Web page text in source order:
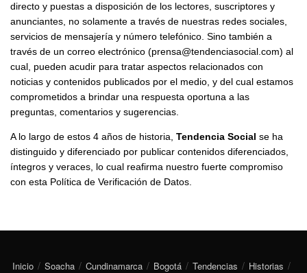
directo y puestas a disposición de los lectores, suscriptores y
anunciantes, no solamente a través de nuestras redes sociales,
servicios de mensajería y número telefónico. Sino también a
través de un correo electrónico (prensa@tendenciasocial.com) al
cual, pueden acudir para tratar aspectos relacionados con
noticias y contenidos publicados por el medio, y del cual estamos
comprometidos a brindar una respuesta oportuna a las
preguntas, comentarios y sugerencias.
A lo largo de estos 4 años de historia, Tendencia Social se ha
distinguido y diferenciado por publicar contenidos diferenciados,
íntegros y veraces, lo cual reafirma nuestro fuerte compromiso
con esta Política de Verificación de Datos.
Inicio Soacha Cundinamarca Bogotá Tendencias Historias